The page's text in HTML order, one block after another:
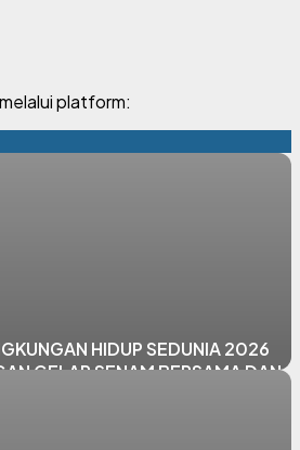
platform:
HIDUP SEDUNIA 2026
GELAR SENAM BERSAMA DAN